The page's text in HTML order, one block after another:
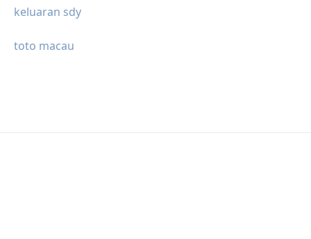
keluaran sdy
toto macau